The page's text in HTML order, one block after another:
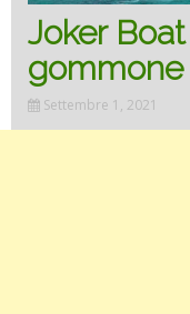
Joker
Settembre 1, 2021